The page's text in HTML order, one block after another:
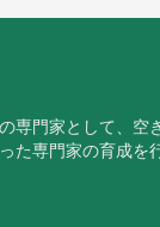
専門家として、
た専門家の育成を